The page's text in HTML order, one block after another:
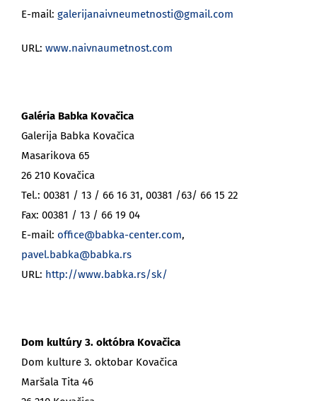
E-mail: galerijanaivneumetnosti@gmail.com
URL: www.naivnaumetnost.com
Galéria Babka Kovačica
Galerija Babka Kovačica
Masarikova 65
26 210 Kovačica
Tel.: 00381 / 13 / 66 16 31, 00381 /63/ 66 15 22
Fax: 00381 / 13 / 66 19 04
E-mail: office@babka-center.com,
pavel.babka@babka.rs
URL: http://www.babka.rs/sk/
Dom kultúry 3. októbra Kovačica
Dom kulture 3. oktobar Kovačica
Maršala Tita 46